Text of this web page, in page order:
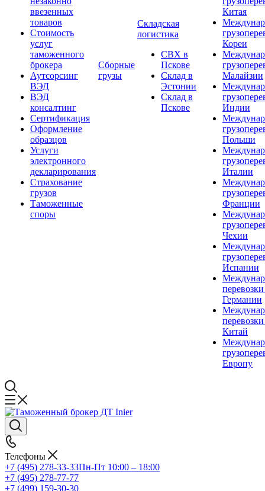
ввезенных
товаров
Стоимость
услуг
таможенного
брокера
Аутсорсинг
ВЭД
ВЭД
консалтинг
Сертификация
Оформление
образцов
Услуги
электронного
декларирования
Страхование
грузов
Таможенные
споры
Сборные
грузы
Складская
логистика
СВХ в
Пскове
Склад в
Эстонии
Склад в
Пскове
Китая
Кореи
Малайзии
Индии
Польши
Италии
Франции
Чехии
Испании
Германии
Китай
Европу
Телефоны
+7 (495) 278-33-33Пн-Пт 10:00 – 18:00
+7 (495) 278-77-77
+7 (499) 159-30-30